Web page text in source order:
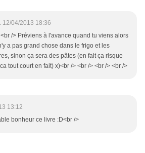
12/04/2013 18:36
/> Préviens à l'avance quand tu viens alors
a pas grand chose dans le frigo et les
sinon ça sera des pâtes (en fait ça risque
tout court en fait) x)<br /> <br /> <br /> <br />
13:12
bonheur ce livre :D<br />